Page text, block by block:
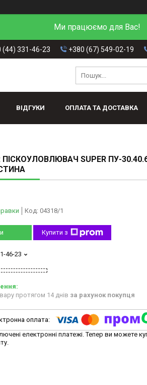
Ми працюємо для Вас!
(44) 331-46-23 +380 (67) 549-02-19
ВІДГУКИ ОПЛАТА ТА ДОСТАВКА
SUPER ПУ-
Код: 04318/1
Купити з
46-23
протягом 14 днів за рахунок покупця
електронні платежі. Тепер ви можете